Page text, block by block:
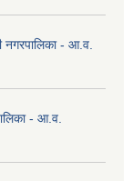
नगरपालिका - आ.व.
- आ.व.